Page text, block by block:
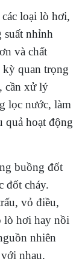
loại lò hơi,
suất nhỉnh
và chất
kỳ quan trọng
cần xử lý
lọc nước, làm
hoạt động
buồng đốt
đốt cháy.
vỏ điều,
lò hơi hay nồi
nhiên
nhau.